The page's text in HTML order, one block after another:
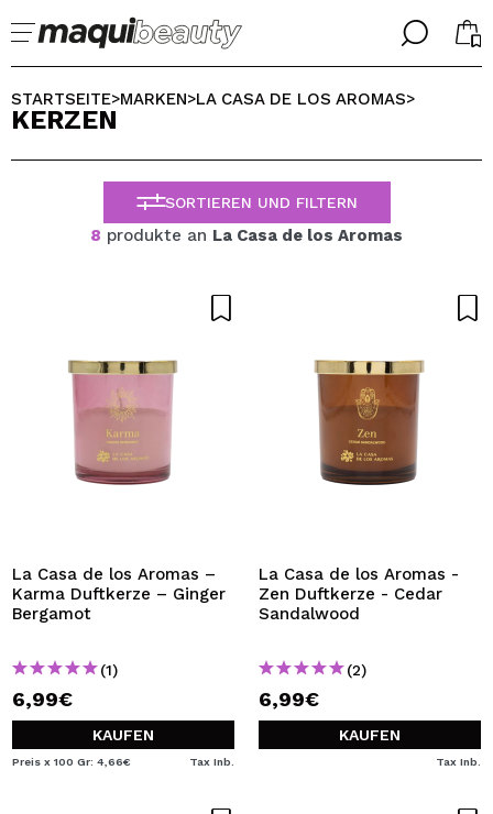
╳
Ich bin bereits #maquilover, ich habe ein Konto
Ich habe hier kein Konto
ICH MÖCHTE MICH
Durch die Erstellung eines Kontos bei Maquillalia.de
können Sie Ihre Einkäufe schnell tätigen, den Status Ihrer
Bestellungen überprüfen und Ihre bisherigen Vorgänge
BENUTZERKONTO ERSTELLEN
╳
WÄHLE DEINE SPRACHE
ALEMAN
ESPAÑOL
ENGLISH
FRANCES
STARTSEITE>MARKEN>LA CASA DE LOS AROMAS>
KERZEN
SORTIEREN UND FILTERN
8 produkte an La Casa de los Aromas
La Casa de los Aromas –
Karma Duftkerze – Ginger
Bergamot
(1)
6,99€
KAUFEN
Preis x 100 Gr: 4,66€ Tax Inb.
La Casa de los Aromas -
Zen Duftkerze - Cedar
Sandalwood
(2)
6,99€
KAUFEN
Tax Inb.